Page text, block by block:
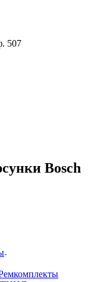
507
Bosch